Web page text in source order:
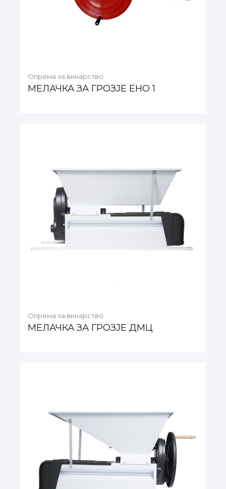
Опрема за винарство
МЕЛАЧКА ЗА ГРОЗЈЕ ЕНО 1
Опрема за винарство
МЕЛАЧКА ЗА ГРОЗЈЕ ДМЦ